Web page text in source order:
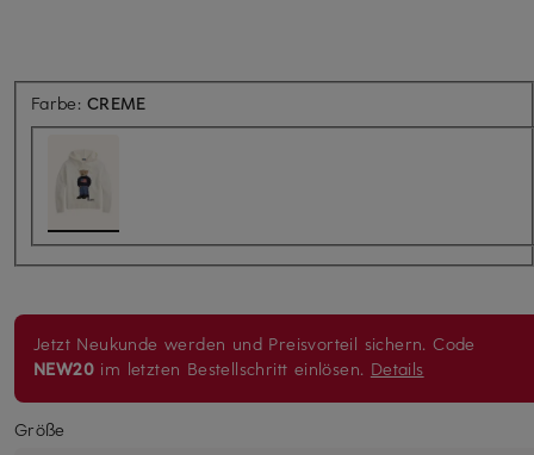
Farbe:CREME
Jetzt Neukunde werden und Preisvorteil sichern. Code
NEW20 im letzten Bestellschritt einlösen. Details
Größe